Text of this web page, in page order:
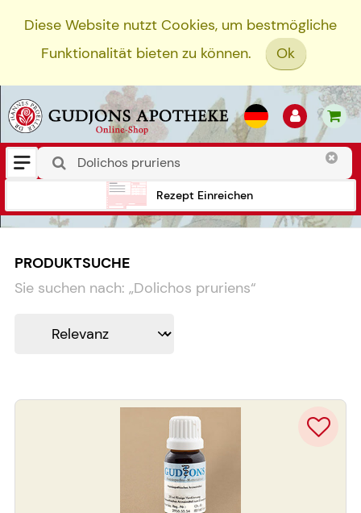
Diese Website nutzt Cookies, um bestmögliche
Funktionalität bieten zu können.
Ok
Rezept Einreichen
PRODUKTSUCHE
Sie suchen nach: „Dolichos pruriens“